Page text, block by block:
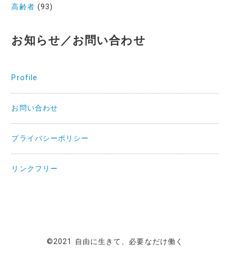
高齢者 (93)
お知らせ／お問い合わせ
Profile
お問い合わせ
プライバシーポリシー
リンクフリー
©2021 自由に生きて、必要なだけ働く